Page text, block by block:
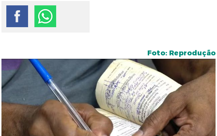
Foto: Reprodução